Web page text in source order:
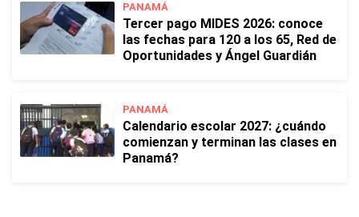
PANAMÁ
Tercer pago MIDES 2026: conoce
las fechas para 120 a los 65, Red de
Oportunidades y Ángel Guardián
PANAMÁ
Calendario escolar 2027: ¿cuándo
comienzan y terminan las clases en
Panamá?